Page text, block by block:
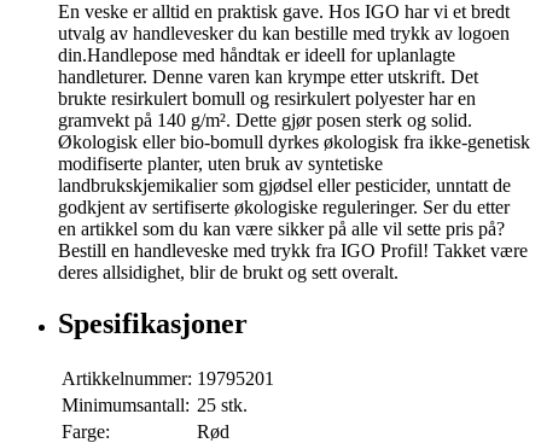
En veske er alltid en praktisk gave. Hos IGO har vi et bredt
utvalg av handlevesker du kan bestille med trykk av logoen
din.Handlepose med håndtak er ideell for uplanlagte
handleturer. Denne varen kan krympe etter utskrift. Det
brukte resirkulert bomull og resirkulert polyester har en
gramvekt på 140 g/m². Dette gjør posen sterk og solid.
Økologisk eller bio-bomull dyrkes økologisk fra ikke-genetisk
modifiserte planter, uten bruk av syntetiske
landbrukskjemikalier som gjødsel eller pesticider, unntatt de
godkjent av sertifiserte økologiske reguleringer. Ser du etter
en artikkel som du kan være sikker på alle vil sette pris på?
Bestill en handleveske med trykk fra IGO Profil! Takket være
deres allsidighet, blir de brukt og sett overalt.
Spesifikasjoner
Artikkelnummer: 19795201
Minimumsantall: 25 stk.
Farge:
Rød